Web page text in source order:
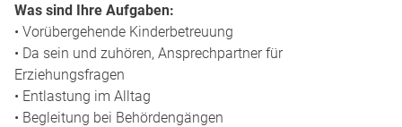
Was sind Ihre Aufgaben:
• Vorübergehende Kinderbetreuung
• Da sein und zuhören, Ansprechpartner für
Erziehungsfragen
• Entlastung im Alltag
• Begleitung bei Behördengängen